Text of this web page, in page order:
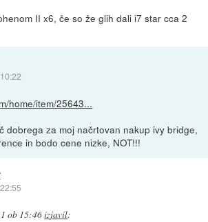
II x6, če so že glih dali i7 star cca 2
home/item/25643...
dobrega za moj načrtovan nakup ivy bridge,
in bodo cene nizke, NOT!!!
ob 15:46izjavil: